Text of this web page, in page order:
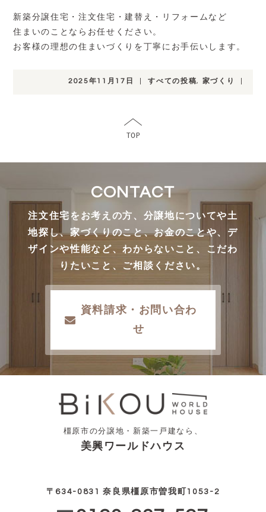
新築分譲住宅・注文住宅・建替え・リフォームなど
住まいのことならお任せください。
お客様の理想の住まいづくりを丁寧にお手伝いします。
2025年11月17日 すべての投稿, 家づくり
CONTACT
注文住宅をお考えの方、分譲地についてや土
地探し、家づくりのこと、お金のことや、デ
ザインや性能など、わからないこと、こだわ
りたいこと、ご相談ください。
資料請求・お問い合わ
せ
橿原市の分譲地・新築一戸建なら、
美興ワールドハウス
〒634-0831 奈良県橿原市曽我町1053-2